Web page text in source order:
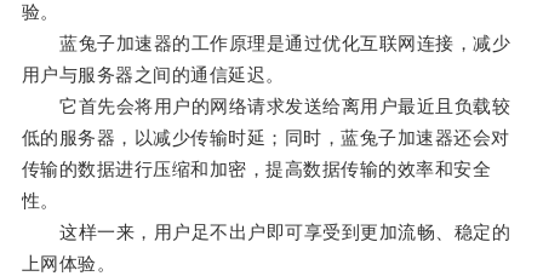
验。
蓝兔子加速器的工作原理是通过优化互联网连接，减少
用户与服务器之间的通信延迟。
它首先会将用户的网络请求发送给离用户最近且负载较
低的服务器，以减少传输时延；同时，蓝兔子加速器还会对
传输的数据进行压缩和加密，提高数据传输的效率和安全
性。
这样一来，用户足不出户即可享受到更加流畅、稳定的
上网体验。